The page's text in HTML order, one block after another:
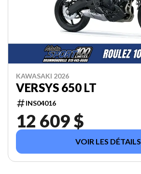
KAWASAKI 2026
VERSYS 650 LT
INS04016
12 609 $
VOIR LES DÉTAILS